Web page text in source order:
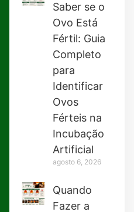
Saber se o
Ovo Está
Fértil: Guia
Completo
para
Identificar
Ovos
Férteis na
Incubação
Artificial
agosto 6, 2026
Quando
Fazer a